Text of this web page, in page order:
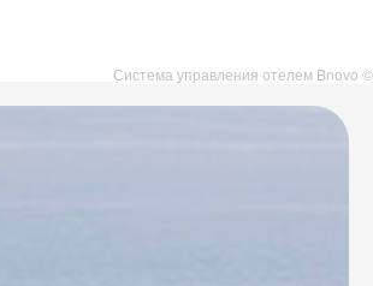
Система управления отелем Bnovo ©